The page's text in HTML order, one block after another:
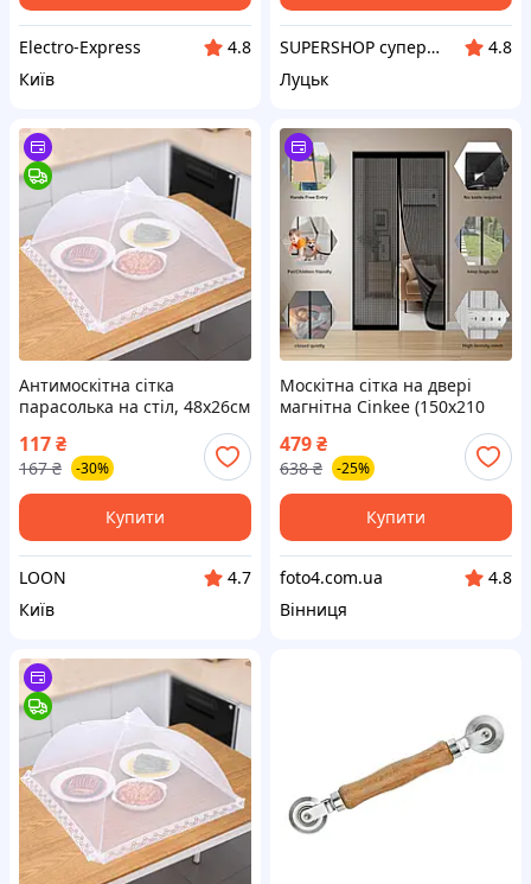
Electro-Express
4.8
Київ
SUPERSHOP супер ціни, супер вибір, супер покупки!
4.8
Луцьк
Антимоскітна сітка
парасолька на стіл, 48х26см
/ Антимоскітна парасолька-
ковпак для продуктів / Сітка
чохол на стіл
117₴
167 ₴ -30%
Купити
LOON
4.7
Київ
Москітна сітка на двері
магнітна Cinkee (150х210
антимоскітна штора на
магнітах для дверей
479₴
638 ₴ -25%
Купити
foto4.com.ua
4.8
Вінниця